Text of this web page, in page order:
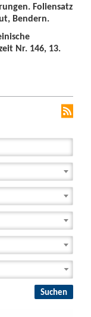
Foliensatz
Bendern.
Nr. 146, 13.